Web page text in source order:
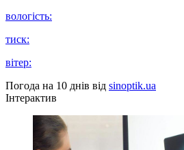
вологість:
тиск:
вітер:
Погода на 10 днів від sinoptik.ua
Інтерактив